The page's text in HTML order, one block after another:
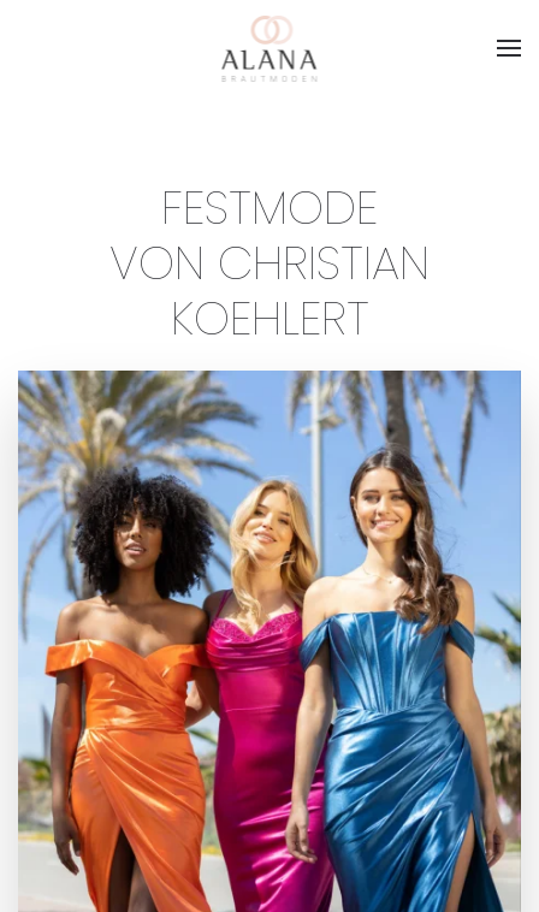
Skip to main content
FESTMODE
VON CHRISTIAN
KOEHLERT